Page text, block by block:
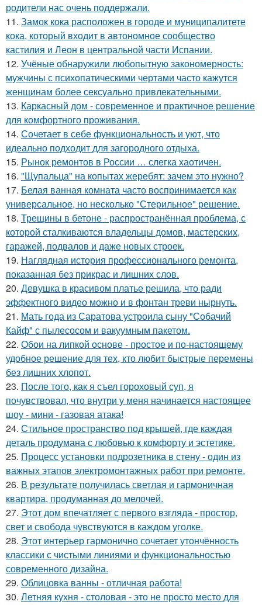
родители нас очень поддержали.
11. Замок кока расположен в городе и муниципалитете
кока, который входит в автономное сообщество
кастилия и Леон в центральной части Испании.
12. Учёные обнаружили любопытную закономерность:
мужчины с психопатическими чертами часто кажутся
женщинам более сексуально привлекательными.
13. Каркасный дом - современное и практичное решение
для комфортного проживания.
14. Сочетает в себе функциональность и уют, что
идеально подходит для загородного отдыха.
15. Рынок ремонтов в России … слегка хаотичен.
16. "Щупальца" на копытах жеребят: зачем это нужно?
17. Белая ванная комната часто воспринимается как
универсальное, но несколько "Стерильное" решение.
18. Трещины в бетоне - распространённая проблема, с
которой сталкиваются владельцы домов, мастерских,
гаражей, подвалов и даже новых строек.
19. Наглядная история профессионального ремонта,
показанная без прикрас и лишних слов.
20. Девушка в красивом платье решила, что ради
эффектного видео можно и в фонтан треви нырнуть.
21. Мать года из Саратова устроила сыну "Собачий
Кайф" с пылесосом и вакуумным пакетом.
22. Обои на липкой основе - простое и по-настоящему
удобное решение для тех, кто любит быстрые перемены
без лишних хлопот.
23. После того, как я съел гороховый суп, я
почувствовал, что внутри у меня начинается настоящее
шоу - мини - газовая атака!
24. Стильное пространство под крышей, где каждая
деталь продумана с любовью к комфорту и эстетике.
25. Процесс установки подрозетника в стену - один из
важных этапов электромонтажных работ при ремонте.
26. В результате получилась светлая и гармоничная
квартира, продуманная до мелочей.
27. Этот дом впечатляет с первого взгляда - простор,
свет и свобода чувствуются в каждом уголке.
28. Этот интерьер гармонично сочетает утончённость
классики с чистыми линиями и функциональностью
современного дизайна.
29. Облицовка ванны - отличная работа!
30. Летняя кухня - столовая - это не просто место для